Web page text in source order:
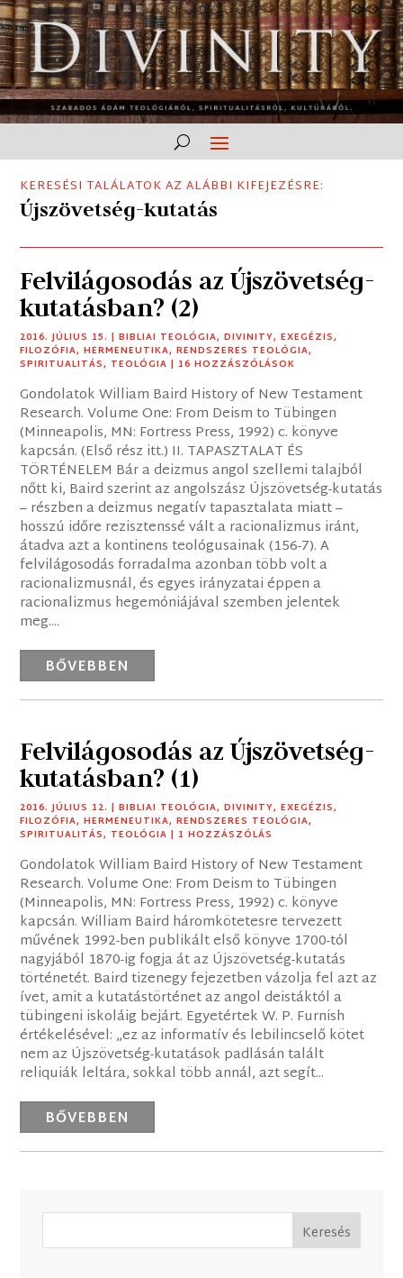
KERESÉSI TALÁLATOK AZ ALÁBBI KIFEJEZÉSRE:
Újszövetség-kutatás
Felvilágosodás az Újszövetség-
kutatásban? (2)
2016. JÚLIUS 15. |BIBLIAI TEOLÓGIA,DIVINITY,EXEGÉZIS,
FILOZÓFIA,HERMENEUTIKA,RENDSZERES TEOLÓGIA,
SPIRITUALITÁS, TEOLÓGIA | 16 HOZZÁSZÓLÁSOK
Gondolatok William Baird History of New Testament
Research. Volume One: From Deism to Tübingen
(Minneapolis, MN: Fortress Press, 1992) c. könyve
kapcsán. (Első rész itt.) II. TAPASZTALAT ÉS
TÖRTÉNELEM Bár a deizmus angol szellemi talajból
nőtt ki, Baird szerint az angolszász Újszövetség-kutatás
– részben a deizmus negatív tapasztalata miatt –
hosszú időre rezisztenssé vált a racionalizmus iránt,
átadva azt a kontinens teológusainak (156-7). A
felvilágosodás forradalma azonban több volt a
racionalizmusnál, és egyes irányzatai éppen a
racionalizmus hegemóniájával szemben jelentek
meg....
BŐVEBBEN
Felvilágosodás az Újszövetség-
kutatásban? (1)
2016. JÚLIUS 12. |BIBLIAI TEOLÓGIA,DIVINITY,EXEGÉZIS,
FILOZÓFIA,HERMENEUTIKA,RENDSZERES TEOLÓGIA,
SPIRITUALITÁS, TEOLÓGIA | 1 HOZZÁSZÓLÁS
Gondolatok William Baird History of New Testament
Research. Volume One: From Deism to Tübingen
(Minneapolis, MN: Fortress Press, 1992) c. könyve
kapcsán. William Baird háromkötetesre tervezett
művének 1992-ben publikált első könyve 1700-tól
nagyjából 1870-ig fogja át az Újszövetség-kutatás
történetét. Baird tizenegy fejezetben vázolja fel azt az
ívet, amit a kutatástörténet az angol deistáktól a
tübingeni iskoláig bejárt. Egyetértek W. P. Furnish
értékelésével: „ez az informatív és lebilincselő kötet
nem az Újszövetség-kutatások padlásán talált
reliquiák leltára, sokkal több annál, azt segít...
BŐVEBBEN